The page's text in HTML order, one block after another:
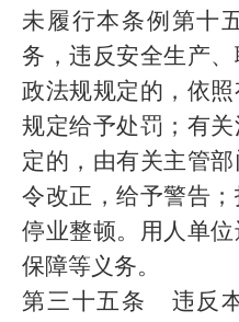
未履行本条例第十
务，违反安全生产
政法规规定的，依
规定给予处罚；有
定的，由有关主管
令改正，给予警告
停业整顿。用人单位
保障等义务。
第三十五条 违反